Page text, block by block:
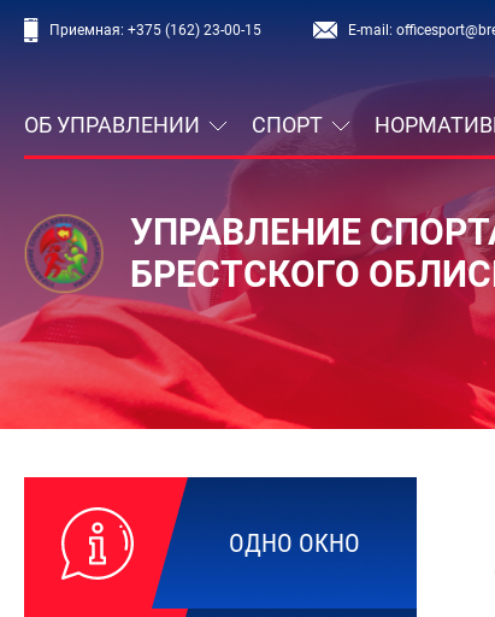
Приемная: +375 (162) 23-00-15 E-mail:
ОБ УПРАВЛЕНИИ СПОРТ
УПРАВЛЕНИЕ
БРЕСТСКОГО
ОДНО ОКНО